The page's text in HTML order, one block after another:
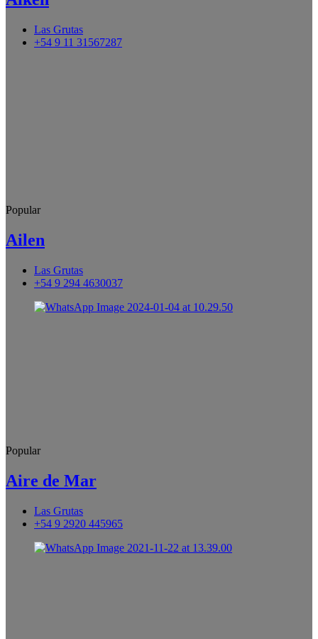
Las Grutas
+54 9 11 31567287
Popular
Ailen
Las Grutas
+54 9 294 4630037
Popular
Aire de Mar
Las Grutas
+54 9 2920 445965